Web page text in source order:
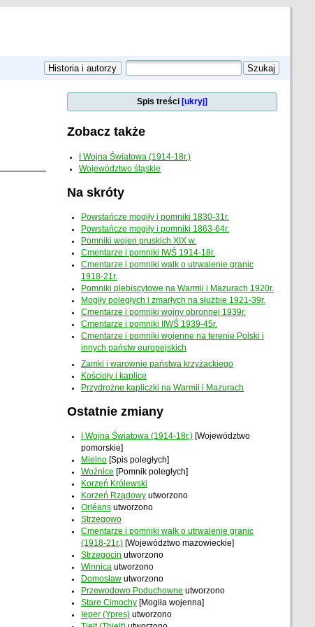
Spis treści [ukryj]
Zobacz także
I Wojna Światowa (1914-18r.)
Województwo śląskie
Na skróty
Powstańcze mogiły i pomniki 1830-31r.
Powstańcze mogiły i pomniki 1863-64r.
Pomniki wojen pruskich XIX w.
Cmentarze i pomniki IWŚ 1914-18r.
Cmentarze i pomniki walk o utrwalenie granic
1918-21r.
Pomniki plebiscytowe na Warmii i Mazurach 1920r.
Mogiły poległych i zmarłych na służbie 1921-39r.
Cmentarze i pomniki wojny obronnej 1939r.
Cmentarze i pomniki IIWŚ 1939-45r.
Cmentarze i pomniki wojenne na terenie Polski i
innych państw europejskich
Zamki i warownie państwa krzyżackiego
Kościoły i kaplice
Przydrożne kapliczki na Warmii i Mazurach
Ostatnie zmiany
I Wojna Światowa (1914-18r.) [Województwo
pomorskie]
Mielno [Spis poległych]
Woźnice [Pomnik poległych]
Korzeń Królewski
Korzeń Rządowy utworzono
Orléans utworzono
Strzegowo
Cmentarze i pomniki walk o utrwalenie granic
(1918-21r.) [Województwo mazowieckie]
Strzegocin utworzono
Winnica utworzono
Domosław utworzono
Przewodowo Poduchowne utworzono
Stare Cimochy [Mogiła wojenna]
Ieper (Ypres) utworzono